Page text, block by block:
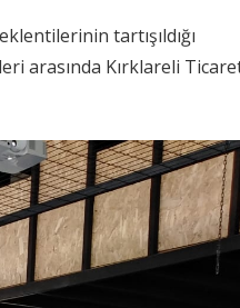
tartışıldığı
arasında Kırklareli